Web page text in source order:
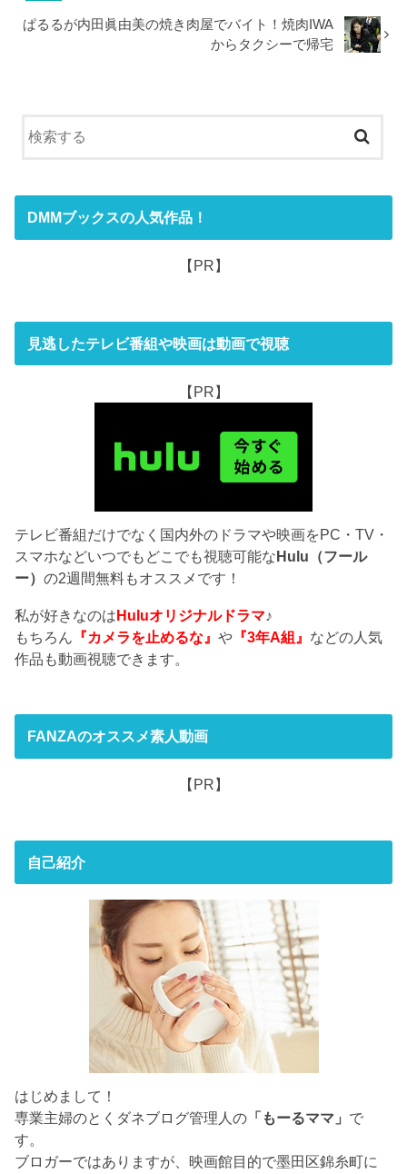
ぱるるが内田眞由美の焼き肉屋でバイト！焼肉IWA
からタクシーで帰宅
DMMブックスの人気作品！
【PR】
見逃したテレビ番組や映画は動画で視聴
【PR】
テレビ番組だけでなく国内外のドラマや映画をPC・TV・
スマホなどいつでもどこでも視聴可能なHulu（フール
ー）の2週間無料もオススメです！
私が好きなのはHuluオリジナルドラマ ♪
もちろん
『カメラを止めるな』や 『3年A組』 などの人気
作品も動画視聴できます。
FANZAのオススメ素人動画
【PR】
自己紹介
はじめまして！
専業主婦のとくダネブログ管理人の 「もーるママ」 で
す。
ブロガーではありますが、映画館目的で墨田区錦糸町に